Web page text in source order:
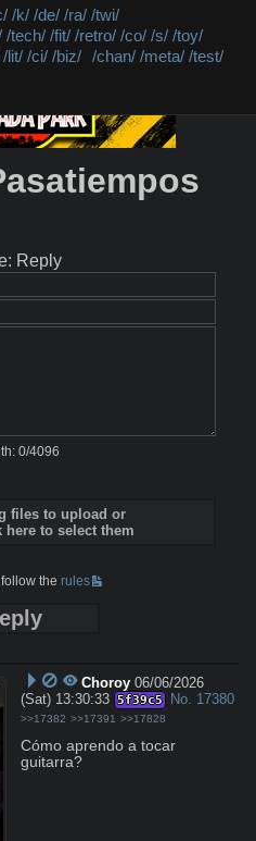
/k/ /de/ /ra/ /twi/
/tech/ /fit/ /retro/ /co/ /s/ /toy/
/lit/ /ci/ /biz/ /chan/ /meta/ /test/
Reply
0/4096
files to upload or
here to select them
follow therules
Choroy 06/06/2026
(Sat) 13:30:33 5f39c5 No. 17380
>>17382 >>17391 >>17828
Cómo aprendo a tocar
guitarra?